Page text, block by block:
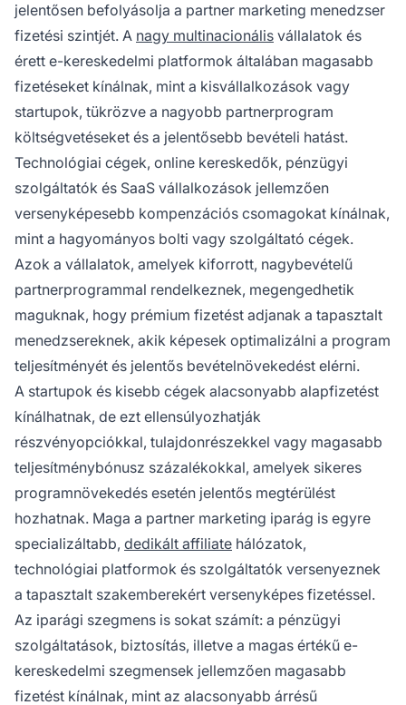
jelentősen befolyásolja a partner marketing menedzser
fizetési szintjét. A nagy multinacionális vállalatok és
érett e-kereskedelmi platformok általában magasabb
fizetéseket kínálnak, mint a kisvállalkozások vagy
startupok, tükrözve a nagyobb partnerprogram
költségvetéseket és a jelentősebb bevételi hatást.
Technológiai cégek, online kereskedők, pénzügyi
szolgáltatók és SaaS vállalkozások jellemzően
versenyképesebb kompenzációs csomagokat kínálnak,
mint a hagyományos bolti vagy szolgáltató cégek.
Azok a vállalatok, amelyek kiforrott, nagybevételű
partnerprogrammal rendelkeznek, megengedhetik
maguknak, hogy prémium fizetést adjanak a tapasztalt
menedzsereknek, akik képesek optimalizálni a program
teljesítményét és jelentős bevételnövekedést elérni.
A startupok és kisebb cégek alacsonyabb alapfizetést
kínálhatnak, de ezt ellensúlyozhatják
részvényopciókkal, tulajdonrészekkel vagy magasabb
teljesítménybónusz százalékokkal, amelyek sikeres
programnövekedés esetén jelentős megtérülést
hozhatnak. Maga a partner marketing iparág is egyre
specializáltabb, dedikált affiliate hálózatok,
technológiai platformok és szolgáltatók versenyeznek
a tapasztalt szakemberekért versenyképes fizetéssel.
Az iparági szegmens is sokat számít: a pénzügyi
szolgáltatások, biztosítás, illetve a magas értékű e-
kereskedelmi szegmensek jellemzően magasabb
fizetést kínálnak, mint az alacsonyabb árrésű